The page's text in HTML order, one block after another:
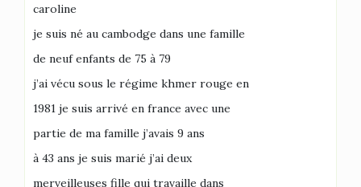
caroline
je suis né au cambodge dans une famille
de neuf enfants de 75 à 79
j’ai vécu sous le régime khmer rouge en
1981 je suis arrivé en france avec une
partie de ma famille j’avais 9 ans
à 43 ans je suis marié j’ai deux
merveilleuses fille qui travaille dans